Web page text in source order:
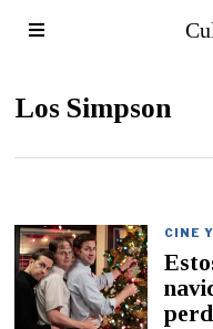
Los Simpson
CINE